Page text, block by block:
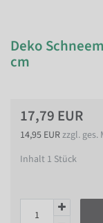
Deko
cm
17,79 EUR
14,95 EURzzgl. ges.
Inhalt 1 Stück